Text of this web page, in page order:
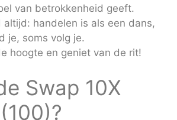
van betrokkenheid geeft.
altijd: handelen is als een dans,
je, soms volg je.
hoogte en geniet van de rit!
Swap 10X